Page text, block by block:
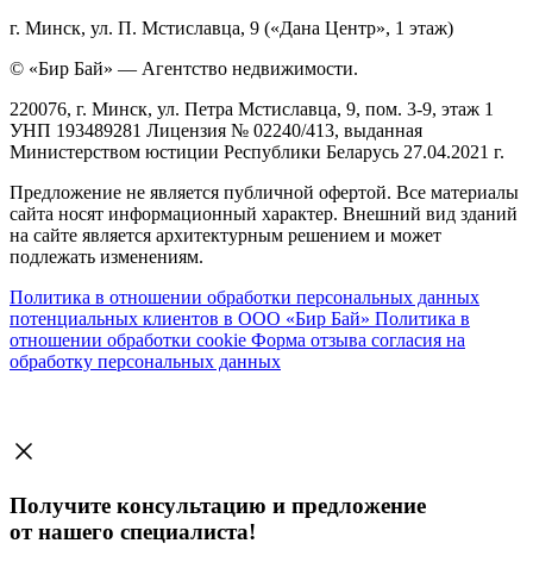
г. Минск, ул. П. Мстиславца, 9 («Дана Центр», 1 этаж)
© «Бир Бай» — Агентство недвижимости.
220076, г. Минск, ул. Петра Мстиславца, 9, пом. 3-9, этаж 1
УНП 193489281 Лицензия № 02240/413, выданная
Министерством юстиции Республики Беларусь 27.04.2021 г.
Предложение не является публичной офертой. Все материалы
сайта носят информационный характер. Внешний вид зданий
на сайте является архитектурным решением и может
подлежать изменениям.
Политика в отношении обработки персональных данных
потенциальных клиентов в ООО «Бир Бай» Политика в
отношении обработки cookie Форма отзыва согласия на
обработку персональных данных
Получите консультацию и предложение
от нашего специалиста!